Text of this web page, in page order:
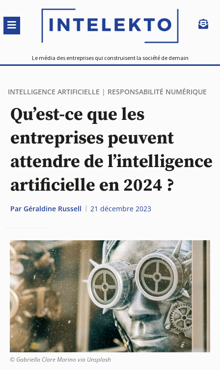
Le média des entreprises qui construisent la société de demain
INTELLIGENCE ARTIFICIELLE | RESPONSABILITÉ NUMÉRIQUE
Qu’est-ce que les
entreprises peuvent
attendre de l’intelligence
artificielle en 2024 ?
Par Géraldine Russell 21 décembre 2023
© Gabriella Clare Marino via Unsplash